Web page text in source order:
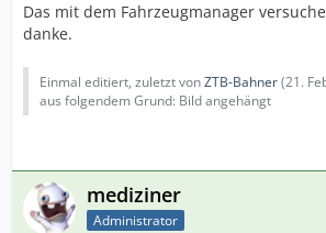
Das mit dem Fahrzeugmanager
danke.
Einmal editiert, zuletzt vonZTB-Bahner(21.
aus folgendem Grund: Bild angehängt
mediziner
Administrator